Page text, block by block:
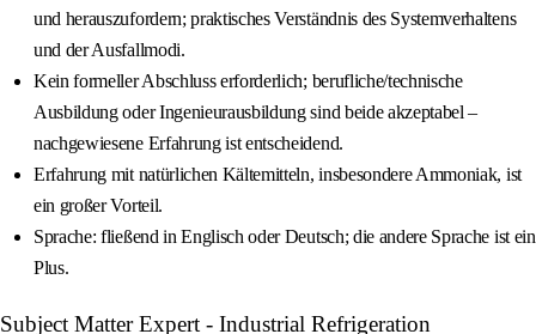
und herauszufordern; praktisches Verständnis des Systemverhaltens
und der Ausfallmodi.
Kein formeller Abschluss erforderlich; berufliche/technische
Ausbildung oder Ingenieurausbildung sind beide akzeptabel –
nachgewiesene Erfahrung ist entscheidend.
Erfahrung mit natürlichen Kältemitteln, insbesondere Ammoniak, ist
ein großer Vorteil.
Sprache: fließend in Englisch oder Deutsch; die andere Sprache ist ein
Plus.
Subject Matter Expert - Industrial Refrigeration